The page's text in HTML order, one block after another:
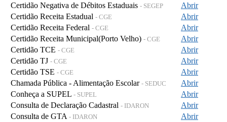
Certidão Negativa de Débitos Estaduais - SEGEP
Abrir
Certidão Receita Estadual - CGE
Abrir
Certidão Receita Federal - CGE
Abrir
Certidão Receita Municipal(Porto Velho) - CGE
Abrir
Certidão TCE - CGE
Abrir
Certidão TJ - CGE
Abrir
Certidão TSE - CGE
Abrir
Chamada Pública - Alimentação Escolar - SEDUC
Abrir
Conheça a SUPEL - SUPEL
Abrir
Consulta de Declaração Cadastral - IDARON
Abrir
Consulta de GTA - IDARON
Abrir